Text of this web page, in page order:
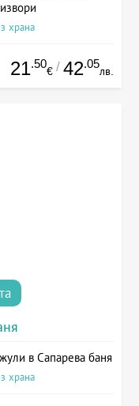
храна
21.50
€ / 42.05
лв.
в Сапарева баня
храна